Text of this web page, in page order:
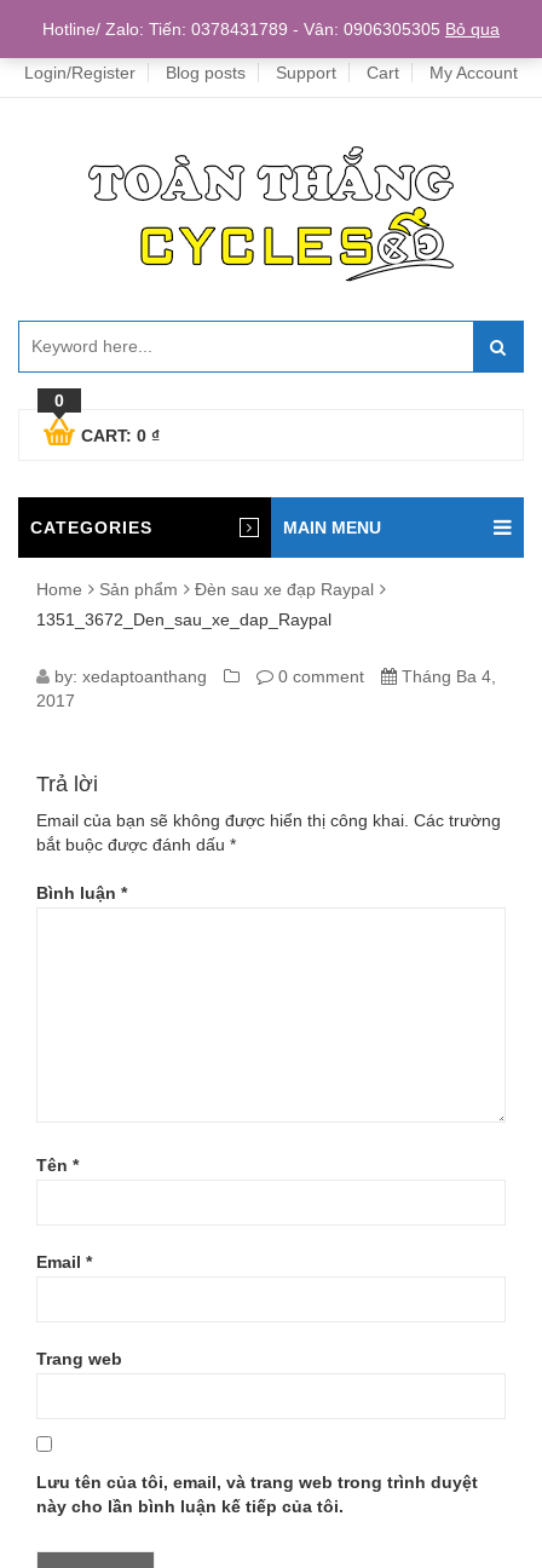
Home
Login/Register Blog posts Support Cart My Account
0
CART: 0 ₫
CATEGORIES MAIN MENU
Home Sản phẩm
Đèn sau xe đạp Raypal
1351_3672_Den_sau_xe_dap_Raypal
by: xedaptoanthang 0 comment
Tháng Ba 4,
2017
Trả lời
Email của bạn sẽ không được hiển thị công khai. Các trường
bắt buộc được đánh dấu *
Bình luận *
Tên *
Email *
Trang web
Lưu tên của tôi, email, và trang web trong trình duyệt
này cho lần bình luận kế tiếp của tôi.
Hotline/ Zalo: Tiến: 0378431789 - Vân: 0906305305 Bỏ qua